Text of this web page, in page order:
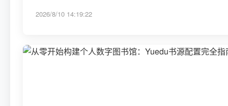
2026/8/10 14:19:22